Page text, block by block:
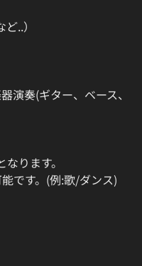
..）
演奏(ギター、ベース、
ります。
です。(例:歌/ダンス)